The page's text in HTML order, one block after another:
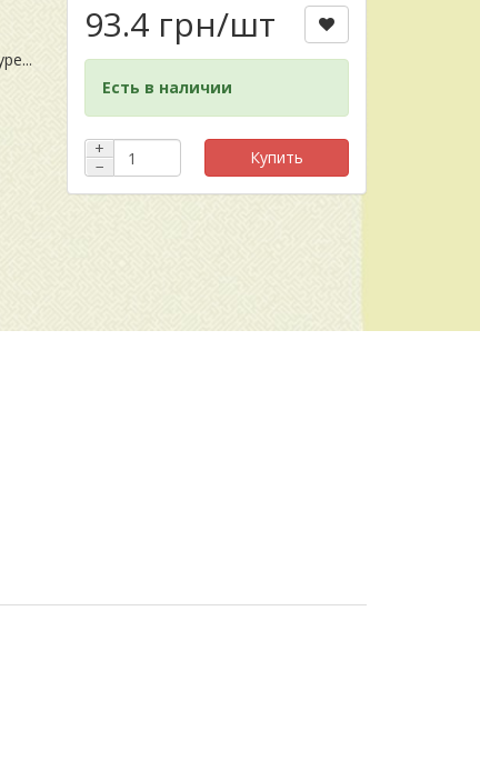
)
93.4 грн/шт
Есть в наличии
+
−
Купить